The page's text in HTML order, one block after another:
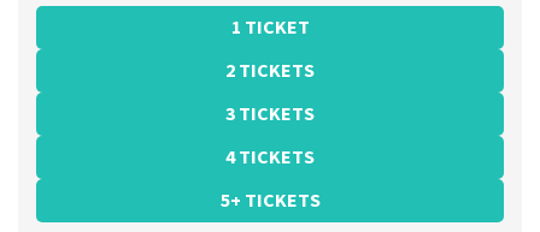
1 TICKET
2 TICKETS
3 TICKETS
4 TICKETS
5+ TICKETS